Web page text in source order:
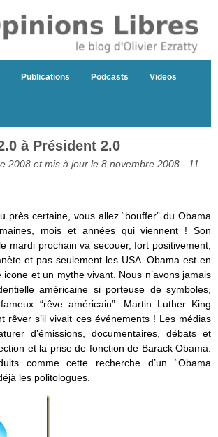
Publications Podcasts Videos
à Président 2.0
2008 et mis à jour le 8 novembre 2008 - 11
près certaine, vous allez “bouffer” du Obama
mois et années qui viennent ! Son
mardi prochain va secouer, fort positivement,
et pas seulement les USA. Obama est en
et un mythe vivant. Nous n’avons jamais
américaine si porteuse de symboles,
“rêve américain”. Martin Luther King
rêver s’il vivait ces événements ! Les médias
d’émissions, documentaires, débats et
et la prise de fonction de Barack Obama.
comme cette recherche d’un “Obama
les politologues.